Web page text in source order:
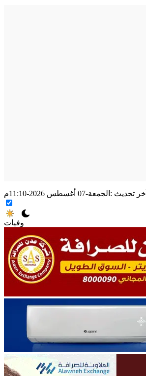
آخر تحديث : الجمعة-07 أغسطس 2026-11:10م
وفيات